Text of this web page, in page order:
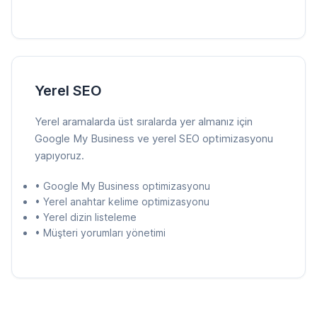
Yerel SEO
Yerel aramalarda üst sıralarda yer almanız için
Google My Business ve yerel SEO optimizasyonu
yapıyoruz.
• Google My Business optimizasyonu
• Yerel anahtar kelime optimizasyonu
• Yerel dizin listeleme
• Müşteri yorumları yönetimi